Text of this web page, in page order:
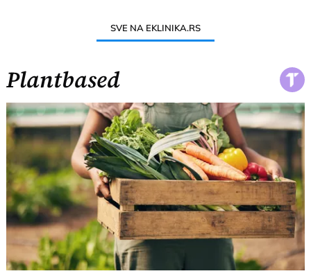
SVE NA EKLINIKA.RS
Plantbased